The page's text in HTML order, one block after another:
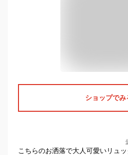
ショップでみ
こちらのお洒落で大人可愛いリュッ